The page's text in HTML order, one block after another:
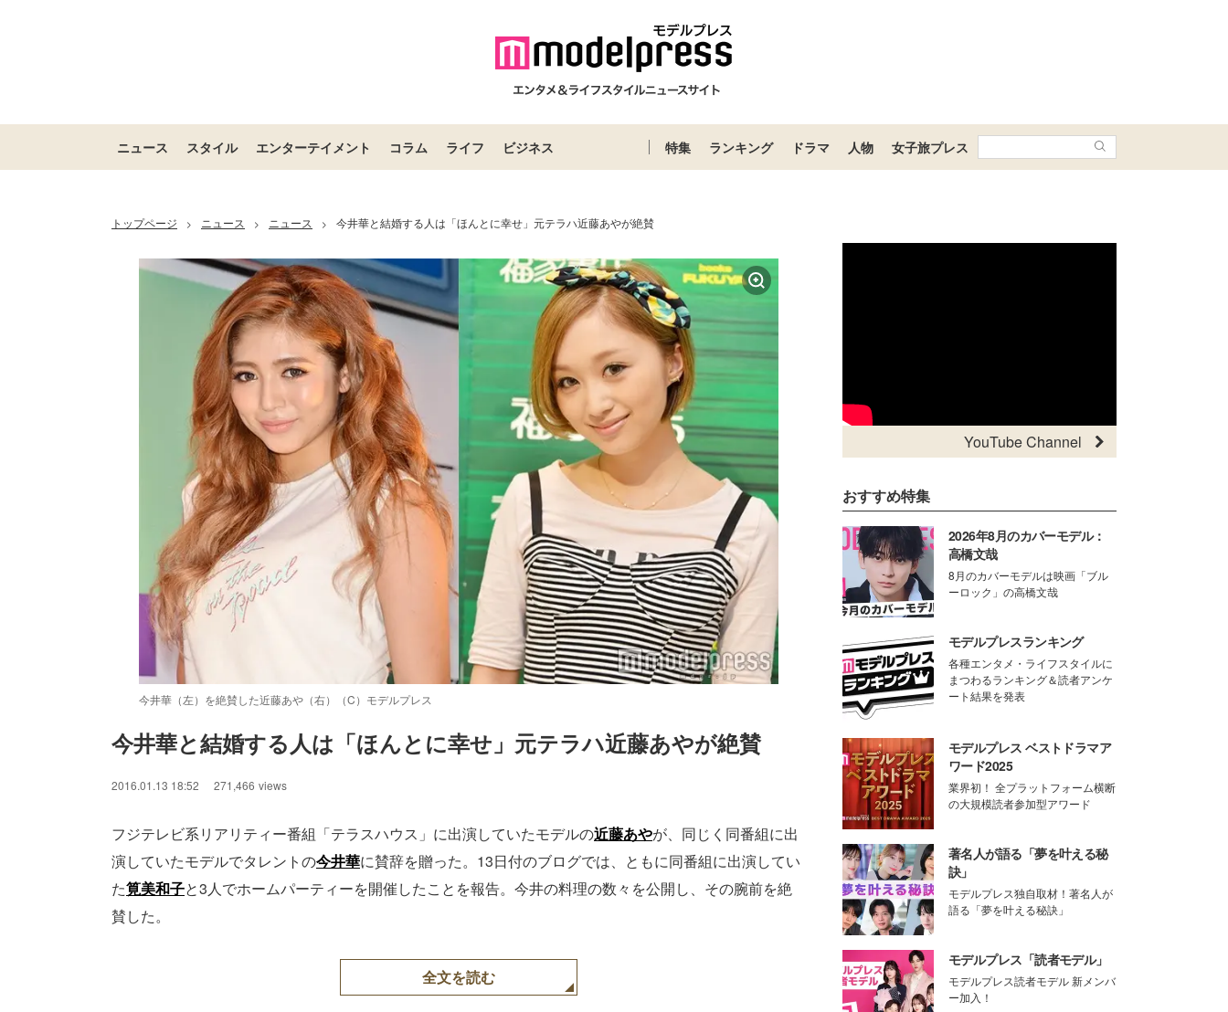
ニュース スタイル エンターテイメント コラム ライフ ビジネス 特集 ランキング ドラマ 人物 女子旅プレス
トップページ > ニュース > ニュース > 今井華と結婚する人は「ほんとに幸せ」元テラハ近藤あやが絶賛
今井華（左）を絶賛した近藤あや（右）（C）モデルプレス
今井華と結婚する人は「ほんとに幸せ」元テラハ近藤あやが絶賛
2016.01.13 18:52 271,466 views
フジテレビ系リアリティー番組「テラスハウス」に出演していたモデルの近藤あやが、同じく同番組に出
演していたモデルでタレントの今井華に賛辞を贈った。13日付のブログでは、ともに同番組に出演してい
た筧美和子と3人でホームパーティーを開催したことを報告。今井の料理の数々を公開し、その腕前を絶
賛した。
全文を読む
YouTube Channel
おすすめ特集
2026年8月のカバーモデル：
高橋文哉
8月のカバーモデルは映画「ブル
ーロック」の高橋文哉
モデルプレスランキング
各種エンタメ・ライフスタイルに
まつわるランキング＆読者アンケ
ート結果を発表
モデルプレス ベストドラマア
ワード2025
業界初！ 全プラットフォーム横断
の大規模読者参加型アワード
著名人が語る「夢を叶える秘
訣」
モデルプレス独自取材！著名人が
語る「夢を叶える秘訣」
モデルプレス「読者モデル」
モデルプレス読者モデル 新メンバ
ー加入！